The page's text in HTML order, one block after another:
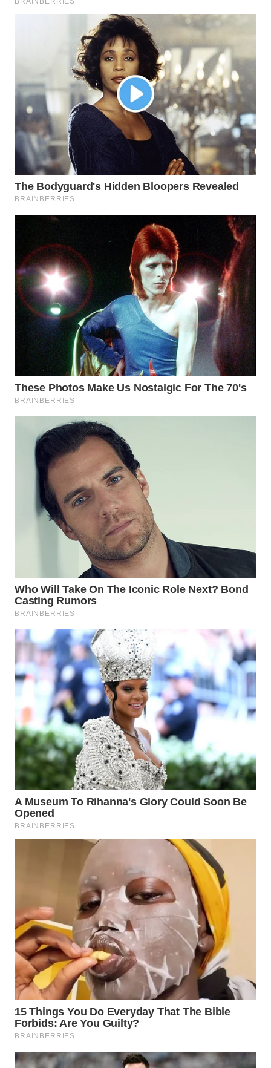
WN
TEBING
TINGGI
WN
PAKPAK
WN
KARAWANG
WN
BEKASI
WN
BOGOR
WN
WN
TAPANULI
UTARA
WN
SAMOSIR
PADANG
LAWAS
WN
CIANJUR
KEPULAUAN
SERIBU
TANGERANG
WN
BINJAI
CIREBON
WN
WN
MAJALENGKA
WN
SUBANG
WN
SUKABUMI
PURWAKARTA